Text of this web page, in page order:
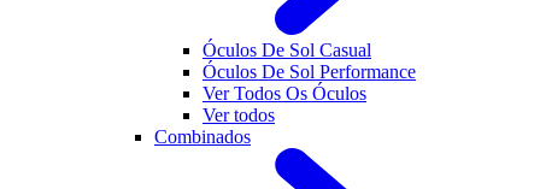
Óculos De Sol Casual
Óculos De Sol Performance
Ver Todos Os Óculos
Ver todos
Combinados